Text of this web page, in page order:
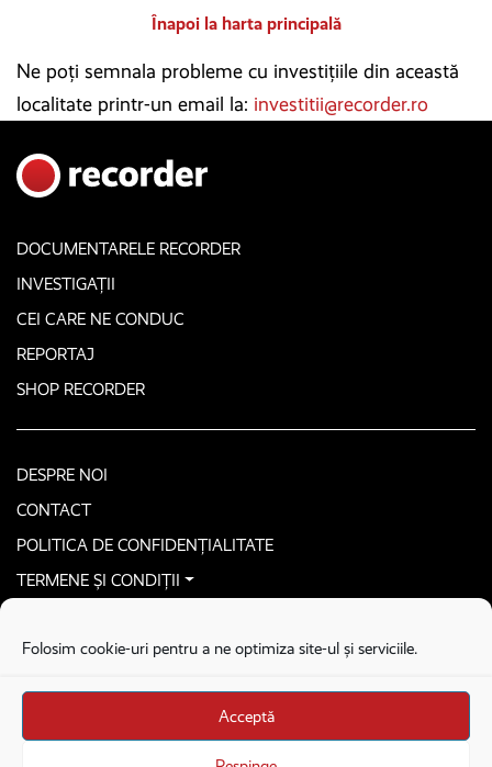
Folosim cookie-uri pentru a ne optimiza site-ul și serviciile.
Acceptă
Înapoi la harta principală
Ne poți semnala probleme cu investițiile din această
localitate printr-un email la: investitii@recorder.ro
DOCUMENTARELE RECORDER
INVESTIGAȚII
CEI CARE NE CONDUC
REPORTAJ
SHOP RECORDER
DESPRE NOI
CONTACT
POLITICA DE CONFIDENȚIALITATE
TERMENE ȘI CONDIȚII
Stega creative
Brandul Recorder e operat de Asociația Recorder Community, sub licența SC